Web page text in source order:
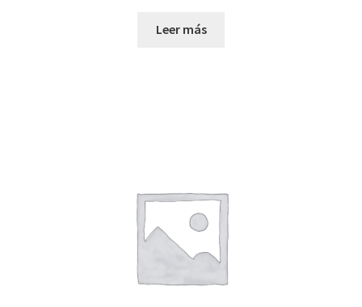
Leer más